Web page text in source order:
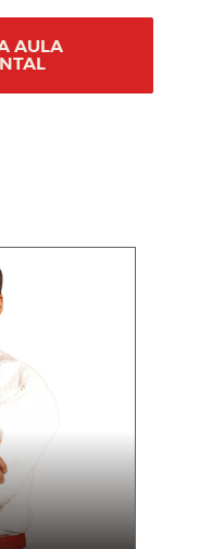
AULA